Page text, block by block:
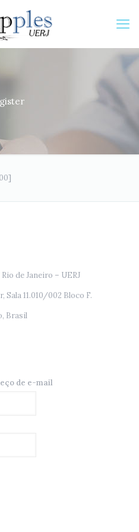
de Janeiro – UERJ
11.010/002 Bloco F.
Brasil
de e-mail